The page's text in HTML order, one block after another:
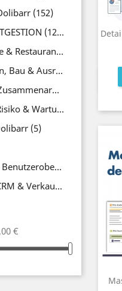
(152)
(125)
POS, Kasse & Restaurant(6)
Produktion, Bau & Ausrüstung
Projekte, Zusammenarbeit & Produktivität
Qualität, Risiko & Wartung
(5)
Themes & Benutzeroberfläche
Vertrieb, CRM & Verkauf(38)
€